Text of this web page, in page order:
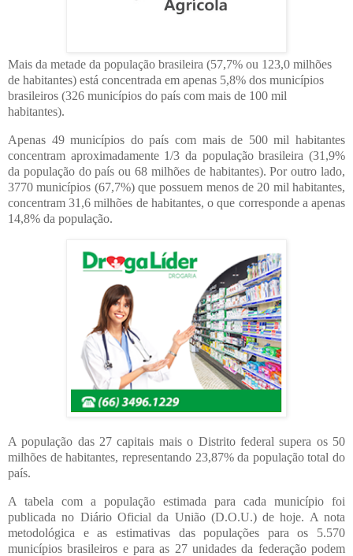
Mais da metade da população brasileira (57,7% ou 123,0 milhões
de habitantes) está concentrada em apenas 5,8% dos municípios
brasileiros (326 municípios do país com mais de 100 mil
habitantes).
Apenas 49 municípios do país com mais de 500 mil habitantes
concentram aproximadamente 1/3 da população brasileira (31,9%
da população do país ou 68 milhões de habitantes). Por outro lado,
3770 municípios (67,7%) que possuem menos de 20 mil habitantes,
concentram 31,6 milhões de habitantes, o que corresponde a apenas
14,8% da população.
A população das 27 capitais mais o Distrito federal supera os 50
milhões de habitantes, representando 23,87% da população total do
país.
A tabela com a população estimada para cada município foi
publicada no Diário Oficial da União (D.O.U.) de hoje. A nota
metodológica e as estimativas das populações para os 5.570
municípios brasileiros e para as 27 unidades da federação podem